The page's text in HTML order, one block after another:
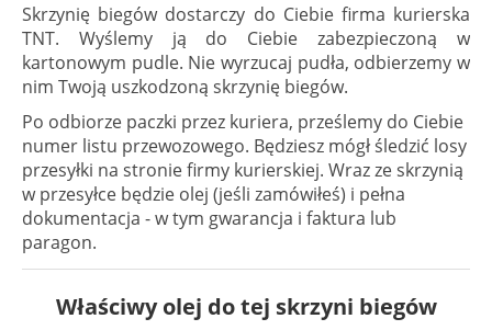
Skrzynię biegów dostarczy do Ciebie firma kurierska
TNT. Wyślemy ją do Ciebie zabezpieczoną w
kartonowym pudle. Nie wyrzucaj pudła, odbierzemy w
nim Twoją uszkodzoną skrzynię biegów.
Po odbiorze paczki przez kuriera, prześlemy do Ciebie
numer listu przewozowego. Będziesz mógł śledzić losy
przesyłki na stronie firmy kurierskiej. Wraz ze skrzynią
w przesyłce będzie olej (jeśli zamówiłeś) i pełna
dokumentacja - w tym gwarancja i faktura lub
paragon.
Właściwy olej do tej skrzyni biegów